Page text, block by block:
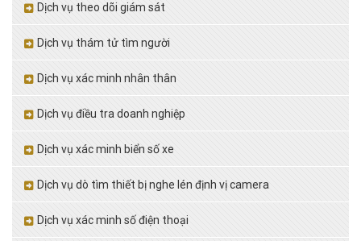
Dịch vụ theo dõi giám sát
Dịch vụ thám tử tìm người
Dịch vụ xác minh nhân thân
Dịch vụ điều tra doanh nghiệp
Dịch vụ xác minh biển số xe
Dịch vụ dò tìm thiết bị nghe lén định vị camera
Dịch vụ xác minh số điện thoại